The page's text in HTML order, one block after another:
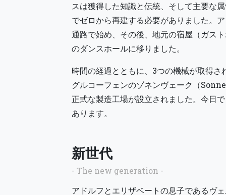
スは獲得した知識と伝統、そして主要な
でゼロから再建する必要がありました。
通路で始め、その後、地元の宿屋（ガス
のダンスホールに移りました。
時間の経過とともに、3つの機械が取得さ
グルコーフェンのゾネンヴェーク（
正式な製造工場が設立されました。今日
あります。
新世代
- The new generation -
アドルフとエリザベートの息子であるヴ